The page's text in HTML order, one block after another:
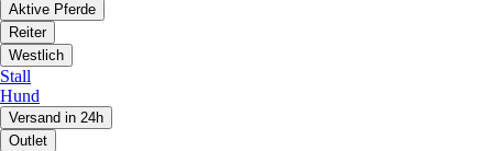
Aktive Pferde
Reiter
Westlich
Stall
Hund
Versand in 24h
Outlet